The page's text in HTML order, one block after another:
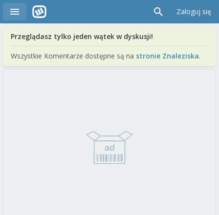
Zaloguj się
Przeglądasz tylko jeden wątek w dyskusji!
Wszystkie Komentarze dostępne są na stronie Znaleziska.